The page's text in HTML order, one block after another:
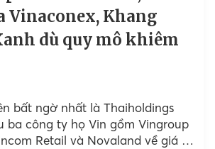
Vinaconex, Khang
dù quy mô khiêm
bất ngờ nhất là Thaiholdings
ba công ty họ Vin gồm Vingroup
Retail và Novaland về giá trị